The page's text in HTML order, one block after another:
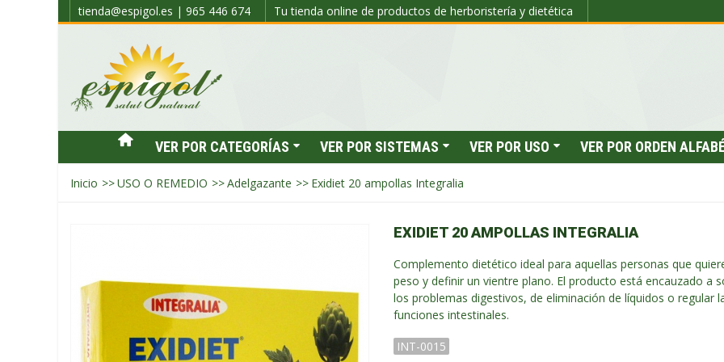
tienda@espigol.es | 965 446 674 Tu tienda online de productos de herboristería y dietética
VER POR CATEGORÍAS VER POR SISTEMAS VER POR USO VER POR ORDEN
Inicio >>USO O REMEDIO >>Adelgazante >> Exidiet 20 ampollas Integralia
EXIDIET 20 AMPOLLAS INTEGRALIA
Complemento dietético ideal para aquellas personas que
peso y definir un vientre plano. El producto está encauzado a
los problemas digestivos, de eliminación de líquidos o regular
funciones intestinales.
INT-0015